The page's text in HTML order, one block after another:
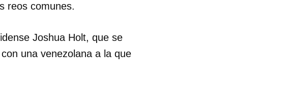
reos comunes.
Joshua Holt, que se
una venezolana a la que